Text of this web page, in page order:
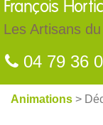
François
Les Artisans du
04 79 36
Animations >